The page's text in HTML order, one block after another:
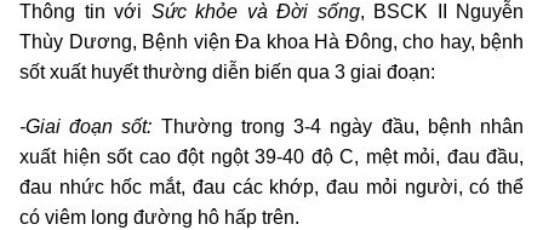
Thông tin với Sức khỏe và Đời sống, BSCK II Nguyễn
Thùy Dương, Bệnh viện Đa khoa Hà Đông, cho hay, bệnh
sốt xuất huyết thường diễn biến qua 3 giai đoạn:
-Giai đoạn sốt: Thường trong 3-4 ngày đầu, bệnh nhân
xuất hiện sốt cao đột ngột 39-40 độ C, mệt mỏi, đau đầu,
đau nhức hốc mắt, đau các khớp, đau mỏi người, có thể
có viêm long đường hô hấp trên.